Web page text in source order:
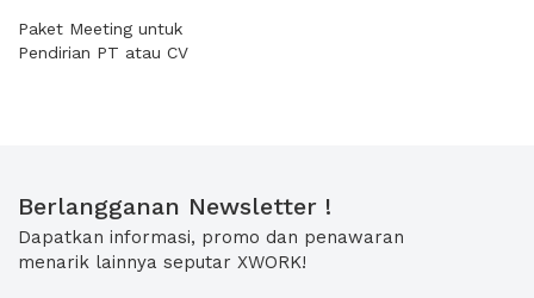
Paket Meeting untuk
Pendirian PT atau CV
Berlangganan Newsletter !
Dapatkan informasi, promo dan penawaran
menarik lainnya seputar XWORK!